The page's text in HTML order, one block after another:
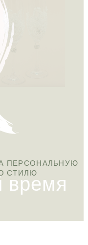
ПЕPСОНАЛЬНУЮ
СТИЛЮ
время